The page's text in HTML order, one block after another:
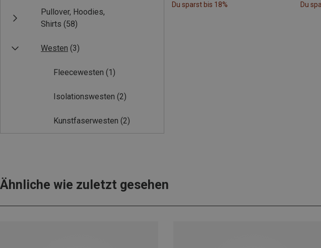
Pullover, Hoodies,
Shirts (58)
Westen (3)
Fleecewesten (1)
Isolationswesten (2)
Kunstfaserwesten (2)
Du sparst bis 18% Du
Ähnliche wie zuletzt gesehen